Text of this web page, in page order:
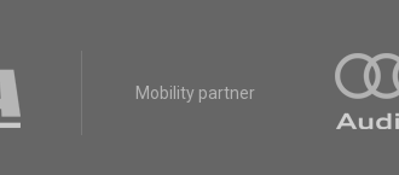
Mobility partner